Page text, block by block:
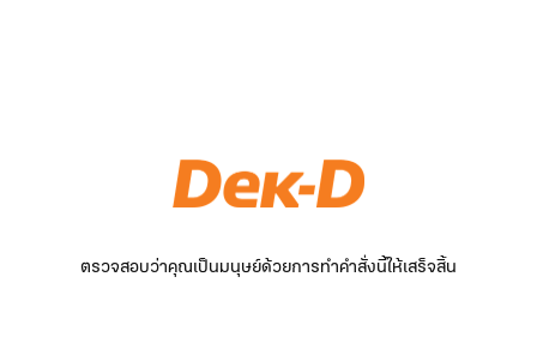
ตรวจสอบว่าคุณเป็นมนุษย์ด้วยการทำคำสั่งนี้ให้เสร็จสิ้น